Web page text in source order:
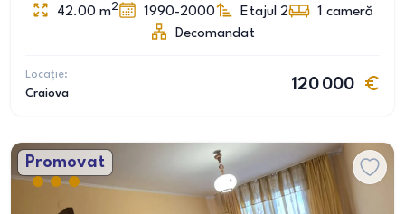
42.00 m2 1990-2000 Etajul 2 1 cameră
Decomandat
Locație:
Craiova
120 000
Promovat